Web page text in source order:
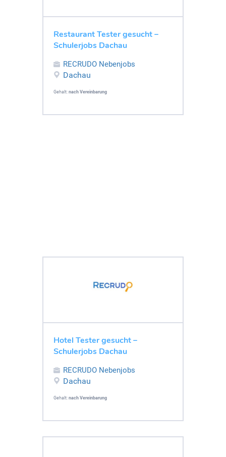
Restaurant Tester gesucht –
Schulerjobs Dachau
RECRUDO Nebenjobs
Dachau
Gehalt: nach Vereinbarung
Hotel Tester gesucht –
Schulerjobs Dachau
RECRUDO Nebenjobs
Dachau
Gehalt: nach Vereinbarung